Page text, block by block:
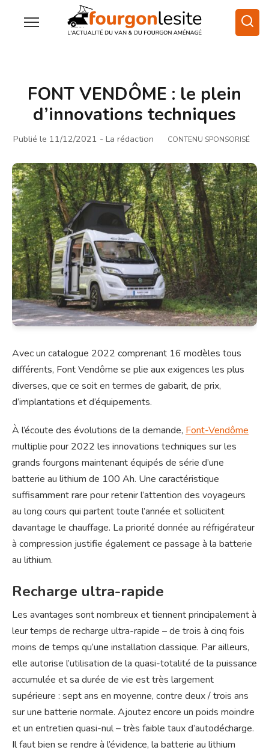
FONT VENDÔME : le plein
d’innovations techniques
Publié le 11/12/2021 - La rédaction CONTENU SPONSORISÉ
Avec un catalogue 2022 comprenant 16 modèles tous
différents, Font Vendôme se plie aux exigences les plus
diverses, que ce soit en termes de gabarit, de prix,
d’implantations et d’équipements.
À l’écoute des évolutions de la demande, Font-Vendôme
multiplie pour 2022 les innovations techniques sur les
grands fourgons maintenant équipés de série d’une
batterie au lithium de 100 Ah. Une caractéristique
suffisamment rare pour retenir l’attention des voyageurs
au long cours qui partent toute l’année et sollicitent
davantage le chauffage. La priorité donnée au réfrigérateur
à compression justifie également ce passage à la batterie
au lithium.
Recharge ultra-rapide
Les avantages sont nombreux et tiennent principalement à
leur temps de recharge ultra-rapide – de trois à cinq fois
moins de temps qu’une installation classique. Par ailleurs,
elle autorise l’utilisation de la quasi-totalité de la puissance
accumulée et sa durée de vie est très largement
supérieure : sept ans en moyenne, contre deux / trois ans
sur une batterie normale. Ajoutez encore un poids moindre
et un entretien quasi-nul – très faible taux d’autodécharge.
Il faut bien se rendre à l’évidence, la batterie au lithium